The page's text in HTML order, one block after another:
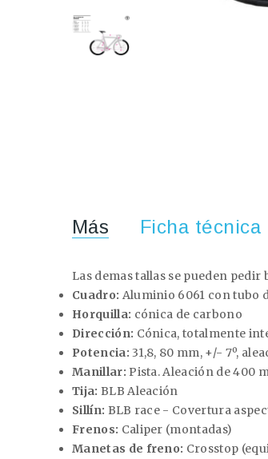
Más Ficha técnica
Las demas tallas se pueden
Cuadro: Aluminio 6061 con tubo
Horquilla: cónica de carbono
Dirección: Cónica, totalmente
Potencia: 31,8, 80 mm, +/- 7º,
Manillar: Pista. Aleación de 400
Tija: BLB Aleación
Sillín: BLB race - Covertura
Frenos: Caliper (montadas)
Manetas de freno: Crosstop